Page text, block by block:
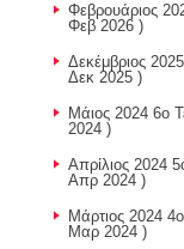
Φεβρουάριος
Φεβ 2026 )
Δεκέμβριος
Δεκ 2025 )
Μάιος 2024 6ο
2024 )
Απρίλιος 2024
Απρ 2024 )
Μάρτιος 2024
Μαρ 2024 )